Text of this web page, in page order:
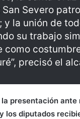
Severo
y la unión de
su trabajo
como
precisó el
presentación ante
los diputados